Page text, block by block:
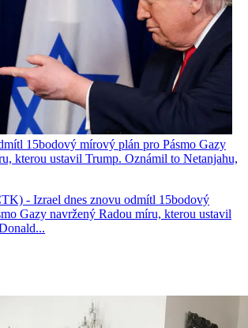
15bodový mírový plán pro Pásmo Gazy
kterou ustavil Trump. Oznámil to Netanjahu,
- Izrael dnes znovu odmítl 15bodový
Gazy navržený Radou míru, kterou ustavil